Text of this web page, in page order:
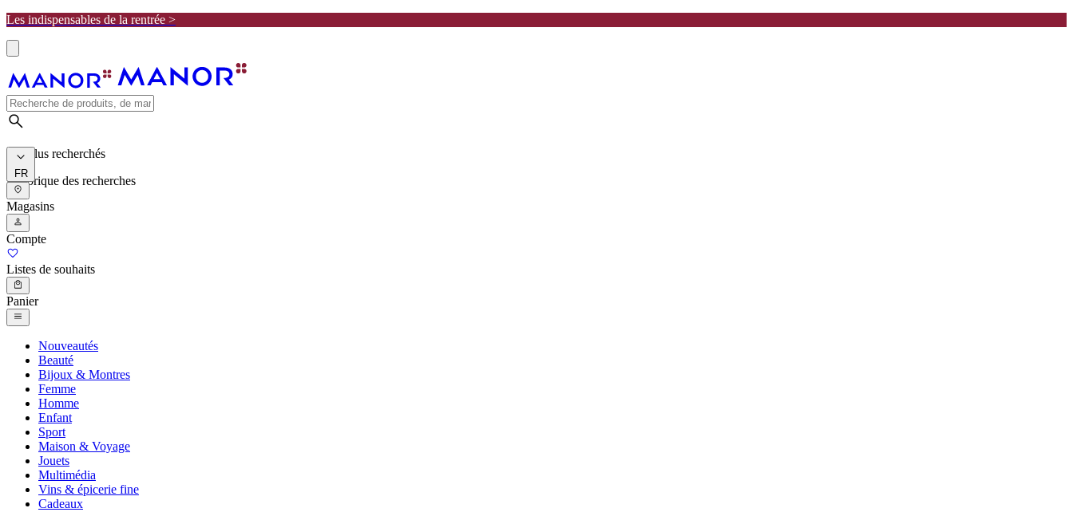
Les indispensables de la rentrée >
Les plus recherchés
Historique des recherches
FR
Magasins
Compte
Listes de souhaits
Panier
Nouveautés
Beauté
Bijoux & Montres
Femme
Homme
Enfant
Sport
Maison & Voyage
Jouets
Multimédia
Vins & épicerie fine
Cadeaux